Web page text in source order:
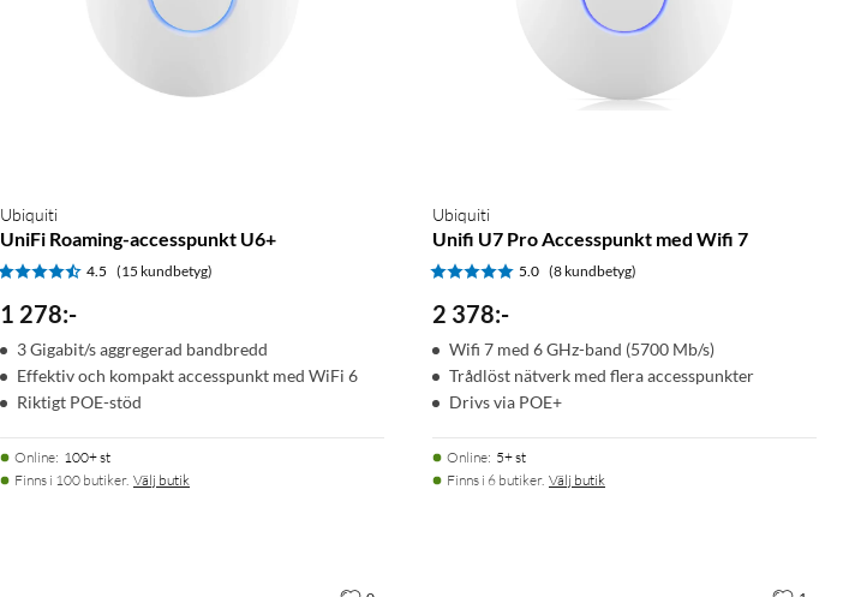
Ubiquiti
UniFi Roaming-accesspunkt U6+
4.5 (15 kundbetyg)
1 278:-
3 Gigabit/s aggregerad bandbredd
Effektiv och kompakt accesspunkt med WiFi 6
Riktigt POE-stöd
Online: 100+ st
Finns i 100 butiker. Välj butik
Ubiquiti
Unifi U7 Pro Accesspunkt med Wifi 7
5.0 (8 kundbetyg)
2 378:-
Wifi 7 med 6 GHz-band (5700 Mb/s)
Trådlöst nätverk med flera accesspunkter
Drivs via POE+
Online: 5+ st
Finns i 6 butiker. Välj butik